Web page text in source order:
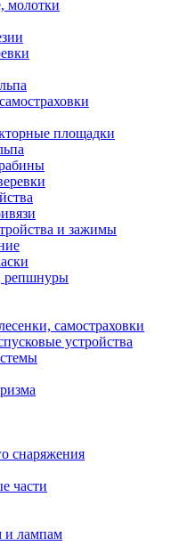
молотки
площадки
и зажимы
репшнуры
самостраховки
устройства
снаряжения
части
и лампам